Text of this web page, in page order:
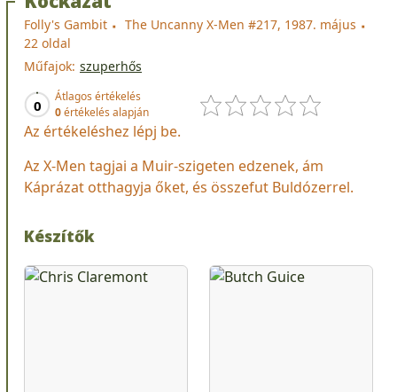
Folly's Gambit
The Uncanny X-Men #217, 1987. május
22 oldal
Műfajok: szuperhős
0
Átlagos értékelés
0értékelés alapján
Az értékeléshez lépj be.
Az X-Men tagjai a Muir-szigeten edzenek, ám
Káprázat otthagyja őket, és összefut Buldózerrel.
Készítők